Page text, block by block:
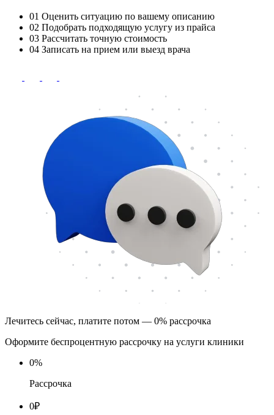
01 Оценить ситуацию по вашему описанию
02 Подобрать подходящую услугу из прайса
03 Рассчитать точную стоимость
04 Записать на прием или выезд врача
Лечитесь сейчас, платите потом — 0% рассрочка
Оформите беспроцентную рассрочку на услуги клиники
0%
Рассрочка
0₽